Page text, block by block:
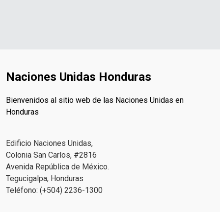
Naciones Unidas Honduras
Bienvenidos al sitio web de las Naciones Unidas en
Honduras
Edificio Naciones Unidas,
Colonia San Carlos, #2816
Avenida República de México.
Tegucigalpa, Honduras
Teléfono: (+504) 2236-1300